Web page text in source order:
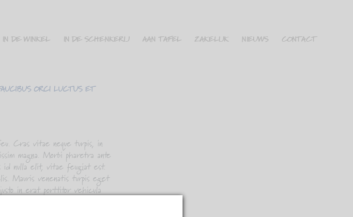
IN DE WINKEL IN DE SCHENKERIJ AAN TAFEL ZAKELIJK NIEUWS CONTACT
ORCI LUCTUS ET
Cras vitae neque turpis, in
magna. Morbi pharetra ante
id nulla elit, vitae feugiat est.
Mauris venenatis turpis eget
in erat porttitor vehicula
iaculis neque lacus, vel lacinia